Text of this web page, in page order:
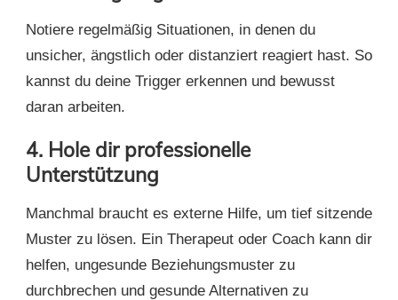
Notiere regelmäßig Situationen, in denen du
unsicher, ängstlich oder distanziert reagiert hast. So
kannst du deine Trigger erkennen und bewusst
daran arbeiten.
4. Hole dir professionelle
Unterstützung
Manchmal braucht es externe Hilfe, um tief sitzende
Muster zu lösen. Ein Therapeut oder Coach kann dir
helfen, ungesunde Beziehungsmuster zu
durchbrechen und gesunde Alternativen zu